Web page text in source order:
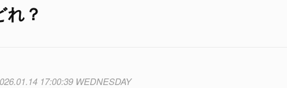
？
17:00:39 WEDNESDAY